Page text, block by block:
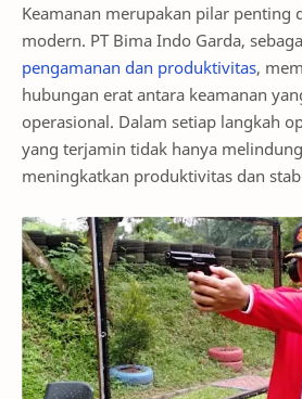
Keamanan merupakan pilar penting
modern. PT Bima Indo Garda,
pengamanan dan produktivitas,
hubungan erat antara keamanan
operasional. Dalam setiap langkah
yang terjamin tidak hanya
meningkatkan produktivitas dan